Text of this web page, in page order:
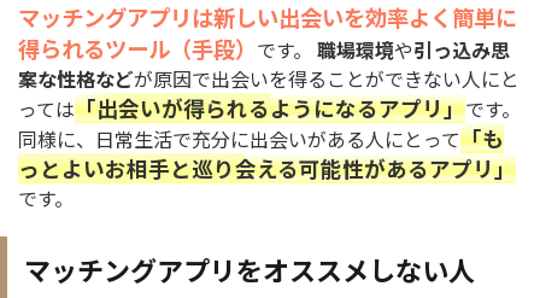
マッチングアプリは新しい出会いを効率よく簡単に
得られるツール（手段） です。 職場環境や引っ込み思
案な性格などが原因で出会いを得ることができない人にと
っては「出会いが得られるようになるアプリ」です。
同様に、日常生活で充分に出会いがある人にとって「も
っとよいお相手と巡り会える可能性があるアプリ」
です。
マッチングアプリをオススメしない人